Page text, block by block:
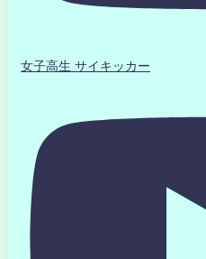
女子高生 サイキッカー